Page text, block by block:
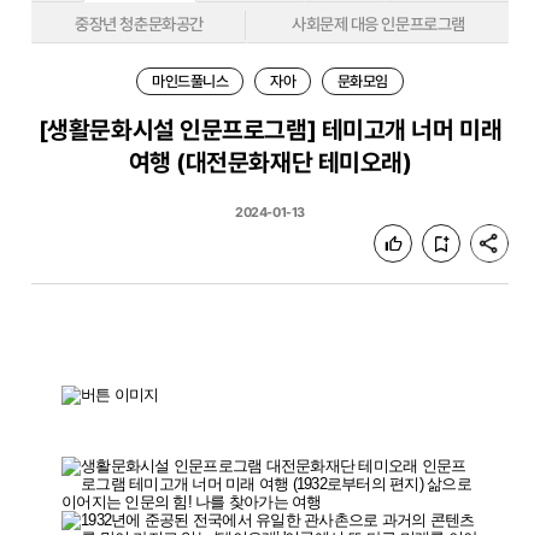
중장년 청춘문화공간 사회문제 대응 인문프로그램
마인드풀니스 자아 문화모임
[생활문화시설 인문프로그램] 테미고개 너머 미래
여행 (대전문화재단 테미오래)
2024-01-13
좋아요 북마크